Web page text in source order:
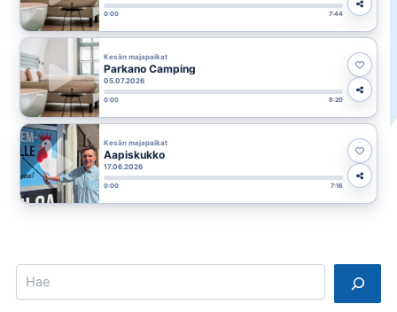
0:00 7:44
Kesän majapaikat
Parkano Camping
05.07.2026
0:00 8:20
Kesän majapaikat
Aapiskukko
17.06.2026
0:00 7:16